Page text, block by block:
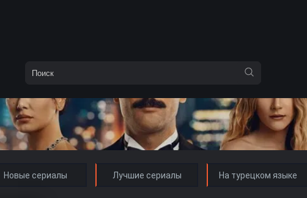
Новые сериалы Лучшие сериалы На турецком языке